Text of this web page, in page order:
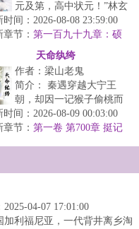
元及第，高中状元！”林玄
胎穿大乾朝，为林如海族
弟林如渊之子，林黛玉
时间：2026-08-08 23:59:00
节： 第一百九十九章：硕
奴，赖氏
天命纨绔
作者：梁山老鬼
简介： 秦遇穿越大宁王
朝，却因一记猴子偷桃而
得罪冷血嗜杀的女帝。从
此，女帝成为了他挥之不
时间：2026-08-09 00:03:00
节： 第一卷 第700章 挺记
04-07 17:01:00
加利福尼亚，一代背井离乡淘